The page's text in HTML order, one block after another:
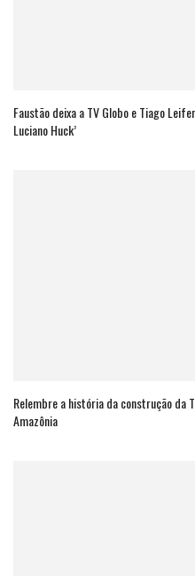
Faustão deixa a TV Globo e Tiago
Luciano Huck’
Relembre a história da construção da
Amazônia